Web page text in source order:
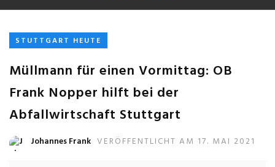
STUTTGART HEUTE
Müllmann für einen Vormittag: OB
Frank Nopper hilft bei der
Abfallwirtschaft Stuttgart
Johannes Frank VERÖFFENTLICHT AM 17. MAI 2021